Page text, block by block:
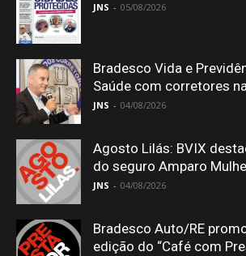
JNS - 05/08/2026
Bradesco Vida e
Saúde com corretores
JNS - 04/08/2026
Agosto Lilás: BVIX
do seguro Amparo
JNS - 04/08/2026
Bradesco Auto/RE
edição do “Café com